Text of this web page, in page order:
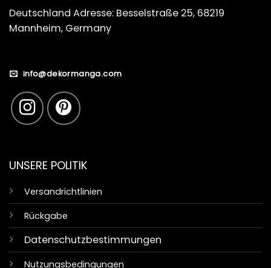
Deutschland Adresse: Besselstraße 25, 68219
Mannheim, Germany
info@dekormanga.com
UNSERE POLITIK
Versandrichtlinien
Rückgabe
Datenschutzbestimmungen
Nutzungsbedingungen